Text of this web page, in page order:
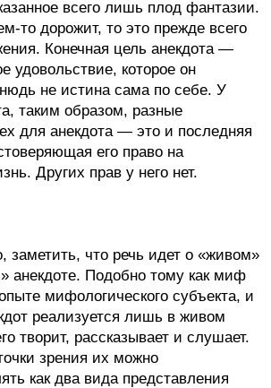
всего лишь плод фантазии.
то дорожит, то это прежде всего
Конечная цель анекдота —
удовольствие, которое он
не истина сама по себе. У
таким образом, разные
для анекдота — это и последняя
его право на
Других прав у него нет.
заметить, что речь идет о «живом»
анекдоте. Подобно тому как миф
мифологического субъекта, и
реализуется лишь в живом
творит, рассказывает и слушает.
зрения их можно
как два вида представления